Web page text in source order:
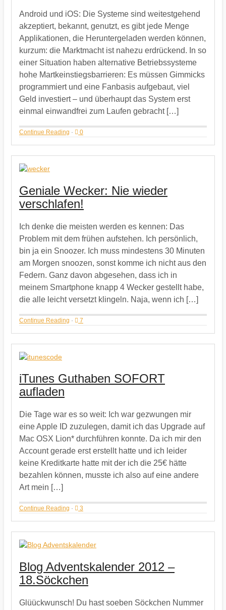
Android und iOS: Die Systeme sind weitestgehend
akzeptiert, bekannt, genutzt, es gibt jede Menge
Applikationen, die Heruntergeladen werden können,
kurzum: die Marktmacht ist nahezu erdrückend. In so
einer Situation haben alternative Betriebssysteme
hohe Martkeinstiegsbarrieren: Es müssen Gimmicks
programmiert und eine Fanbasis aufgebaut, viel
Geld investiert – und überhaupt das System erst
einmal einwandfrei zum Laufen gebracht […]
Continue Reading · 0
Geniale Wecker: Nie wieder
verschlafen!
Ich denke die meisten werden es kennen: Das
Problem mit dem frühen aufstehen. Ich persönlich,
bin ja ein Snoozer. Ich muss mindestens 30 Minuten
am Morgen snoozen, sonst komme ich nicht aus den
Federn. Ganz davon abgesehen, dass ich in
meinem Smartphone knapp 4 Wecker gestellt habe,
die alle leicht versetzt klingeln. Naja, wenn ich […]
Continue Reading · 7
iTunes Guthaben SOFORT
aufladen
Die Tage war es so weit: Ich war gezwungen mir
eine Apple ID zuzulegen, damit ich das Upgrade auf
Mac OSX Lion* durchführen konnte. Da ich mir den
Account gerade erst erstellt hatte und ich leider
keine Kreditkarte hatte mit der ich die 25€ hätte
bezahlen können, musste ich also auf eine andere
Art mein […]
Continue Reading · 3
Blog Adventskalender 2012 –
18.Söckchen
Glüückwunsch! Du hast soeben Söckchen Nummer